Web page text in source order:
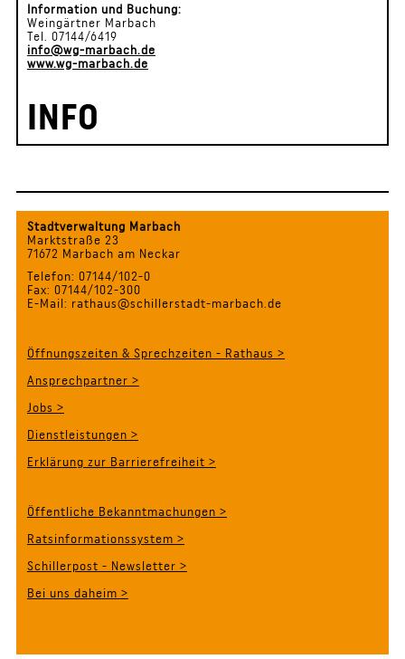
Information und Buchung:
Weingärtner Marbach
Tel. 07144/6419
info@wg-marbach.de
www.wg-marbach.de
INFO
Stadtverwaltung Marbach
Marktstraße 23
71672 Marbach am Neckar
Telefon: 07144/102-0
Fax: 07144/102-300
E-Mail: rathaus@schillerstadt-marbach.de
Öffnungszeiten & Sprechzeiten - Rathaus >
Ansprechpartner >
Jobs >
Dienstleistungen >
Erklärung zur Barrierefreiheit >
Öffentliche Bekanntmachungen >
Ratsinformationssystem >
Schillerpost - Newsletter >
Bei uns daheim >